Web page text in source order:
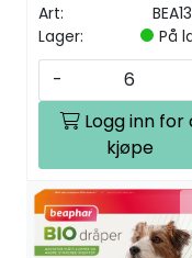
Art:
Lager:
På
-
Logg inn for
kjøpe